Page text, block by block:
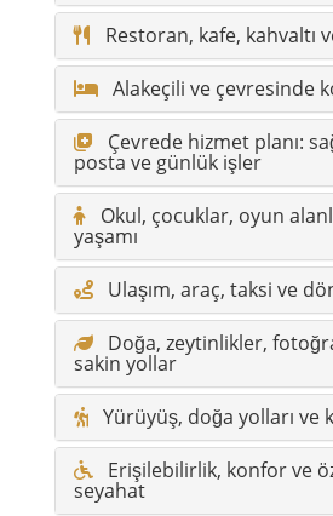
Restoran, kafe, kahvaltı
Alakeçili ve çevresinde
Çevrede hizmet planı:
posta ve günlük işler
Okul, çocuklar, oyun
yaşamı
Ulaşım, araç, taksi ve
Doğa, zeytinlikler,
sakin yollar
Yürüyüş, doğa yolları ve
Erişilebilirlik, konfor ve
seyahat